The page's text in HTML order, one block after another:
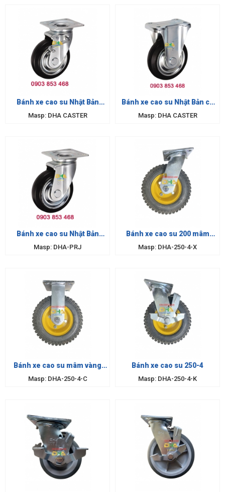
Bánh xe cao su Nhật Bản
Masp: DHA CASTER
Bánh xe cao su Nhật Bản cố
Masp: DHA CASTER
Bánh xe cao su Nhật Bản
Masp: DHA-PRJ
Bánh xe cao su 200 mâm
Masp: DHA-250-4-X
Bánh xe cao su mâm vàng
Masp: DHA-250-4-C
Bánh xe cao su 250-4
Masp: DHA-250-4-K